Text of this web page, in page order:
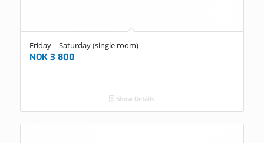
Friday – Saturday (single room)
NOK3 800
Show Details